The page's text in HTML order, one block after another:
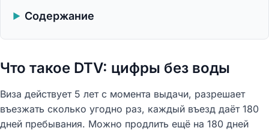
Содержание
Что такое DTV: цифры без воды
Виза действует 5 лет с момента выдачи, разрешает
въезжать сколько угодно раз, каждый въезд даёт 180
дней пребывания. Можно продлить ещё на 180 дней